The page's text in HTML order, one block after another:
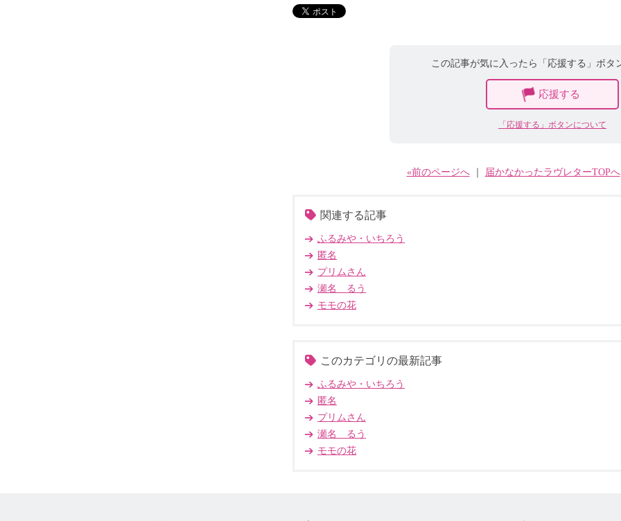
この記事が気に入ったら「応援する」ボタ
応援する
「応援する」ボタンについて
«前のページへ｜ 届かなかったラヴレターTOPへ
関連する記事
ふるみや・いちろう
匿名
プリムさん
瀬名 るう
モモの花
このカテゴリの最新記事
ふるみや・いちろう
匿名
プリムさん
瀬名 るう
モモの花